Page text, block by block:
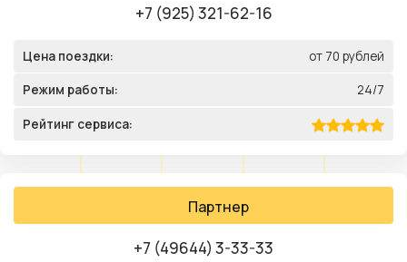
+7 (925) 321-62-16
Цена поездки: от 70 рублей
Режим работы: 24/7
Рейтинг сервиса:
Партнер
+7 (49644) 3-33-33